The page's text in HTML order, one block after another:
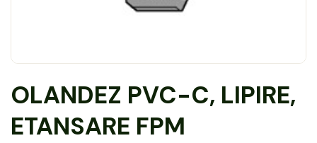
OLANDEZ PVC-C, LIPIRE,
ETANSARE FPM